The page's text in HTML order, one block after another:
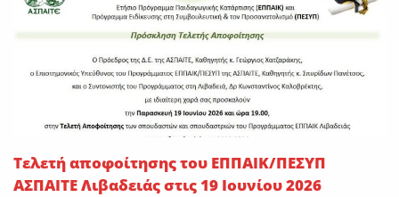
Τελετή αποφοίτησης του ΕΠΠΑΙΚ/ΠΕΣΥΠ
ΑΣΠΑΙΤΕ Λιβαδειάς στις 19 Ιουνίου 2026